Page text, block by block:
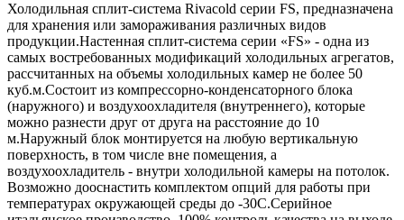
Холодильная сплит-система Rivacold серии FS, предназначена
для хранения или замораживания различных видов
продукции.Настенная сплит-система серии «FS» - одна из
самых востребованных модификаций холодильных агрегатов,
рассчитанных на объемы холодильных камер не более 50
куб.м.Состоит из компрессорно-конденсаторного блока
(наружного) и воздухоохладителя (внутреннего), которые
можно разнести друг от друга на расстояние до 10
м.Наружный блок монтируется на любую вертикальную
поверхность, в том числе вне помещения, а
воздухоохладитель - внутри холодильной камеры на потолок.
Возможно дооснастить комплектом опций для работы при
температурах окружающей среды до -30С.Серийное